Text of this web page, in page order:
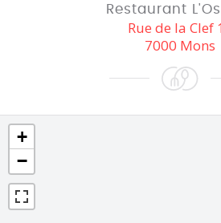
Restaurant
Rue de la Clef
7000 Mons
+
−